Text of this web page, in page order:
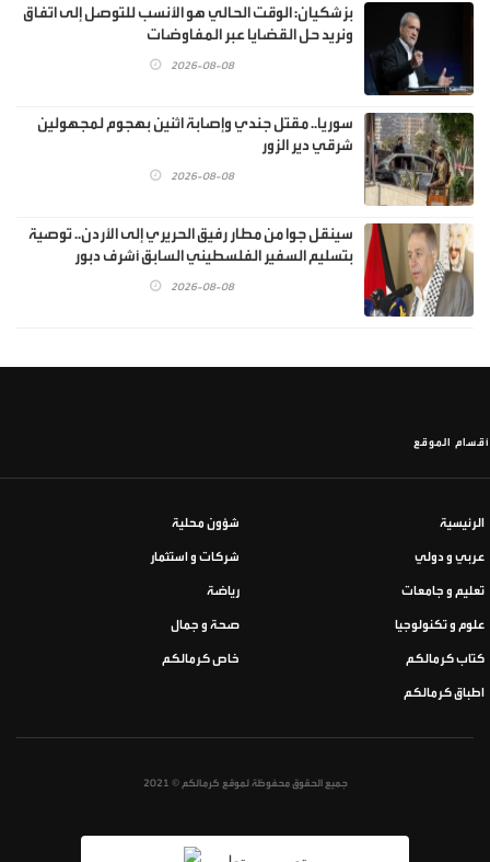
بزشكيان: الوقت الحالي هو الأنسب للتوصل إلى اتفاق
ونريد حل القضايا عبر المفاوضات
2026-08-08
سوريا.. مقتل جندي وإصابة اثنين بهجوم لمجهولين
شرقي دير الزور
2026-08-08
سينقل جوا من مطار رفيق الحريري إلى الأردن.. توصية
بتسليم السفير الفلسطيني السابق أشرف دبور
2026-08-08
أقسام الموقع
الرئيسية شؤون محلية
عربي و دولي شركات و استثمار
تعليم و جامعات رياضة
علوم و تكنولوجيا صحة و جمال
كتاب كرمالكم خاص كرمالكم
اطباق كرمالكم
جميع الحقوق محفوظة لموقع كرمالكم © 2021